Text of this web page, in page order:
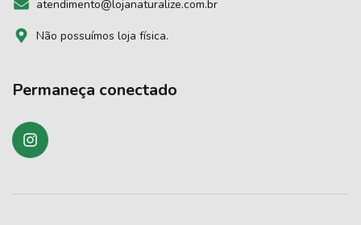
atendimento@lojanaturalize.com.br
Não possuímos loja física.
Permaneça conectado